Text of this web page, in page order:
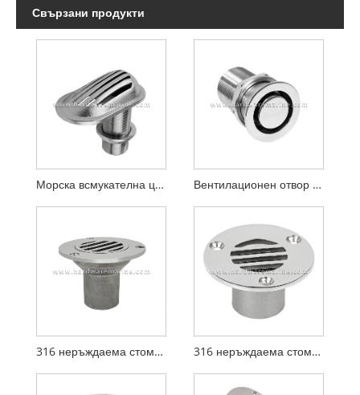
Свързани продукти
Морска всмукателна цедка от неръждаема стомана 316 Вентилационен отвор за морски резервоар от неръждаема стомана 316
316 неръждаема стомана, подвижна дренажна чаша за морска палуба 316 неръждаема стомана за дренаж на морска палуба